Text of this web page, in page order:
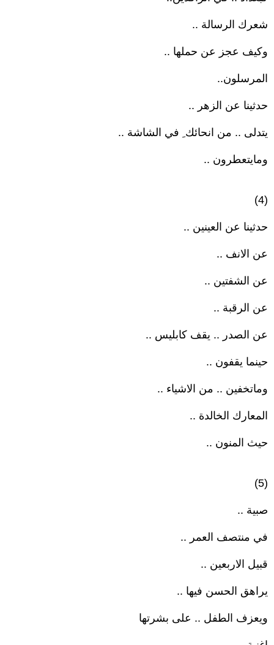
شعرك الرسالة ..
وكيف عجز عن حملها ..
المرسلون..
حدثينا عن الزهر ..
يتدلى .. من انحائك ِ في الشاشة ..
ومايتعطرون ..
(4)
حدثينا عن العينين ..
عن الانف ..
عن الشفتين ..
عن الرقبة ..
عن الصدر .. يقف كابليس ..
حينما يقفون ..
وماتخفين .. من الاشياء ..
المعارك الخالدة ..
حيث المنون ..
(5)
صبية ..
في منتصف العمر ..
قبيل الاربعين ..
يراهق الحسن فيها ..
ويعزف الطفل .. على بشرتها